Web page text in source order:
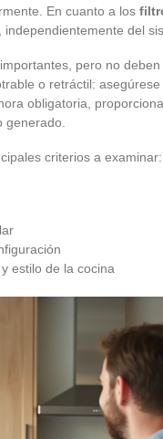
En cuanto a los
del
pero no
o retráctil:
obligatoria,
criterios a examinar:
estilo de la cocina